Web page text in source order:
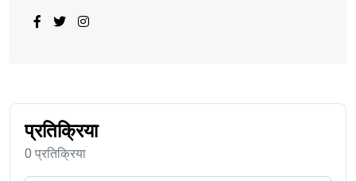
प्रतिक्रिया
0 प्रतिक्रिया